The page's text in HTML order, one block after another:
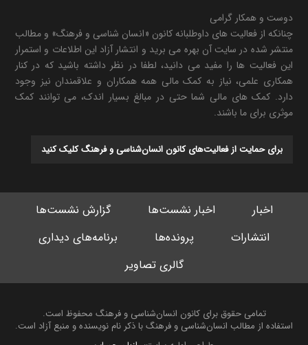
دوست و همکار گرامی
چنانکه از فعالیت های داوطلبانه کانون «انسان شناسی و فرهنگ» و مطالب
منتشر شده در سایت آن بهره می برید و انتشار آزاد این اطلاعات و استمرار
این فعالیت ها را مفید می دانید، لطفا در نظر داشته باشید که در کنار
همکاری علمی، نیاز به کمک مالی همه همکاران و علاقمندان نیز وجود
دارد. کمک های مالی شما حتی در مبالغ بسیار اندک، می توانند کمک
موثری برای ما باشند.
برای حمایت از فعالیت‌های کانون انسان‌شناسی و فرهنگ کلیک کنید
اخبار اخبار نشست‌ها
گزارش نشست‌ها
انتشارات
پرونده‌ها
برنامه‌های دیداری
گالری تصاویر
تمامی حقوق برای کانون انسان‌شناسی و فرهنگ محفوظ است.
استفاده از مطالب انسان‌شناسی و فرهنگ با ذکر نام نویسنده و منبع آزاد است.